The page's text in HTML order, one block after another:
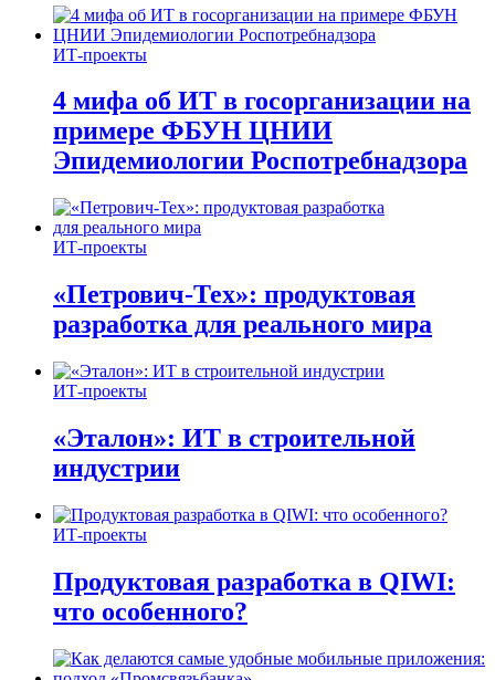
ИТ-проекты
4 мифа об ИТ в госорганизации на
примере ФБУН ЦНИИ
Эпидемиологии Роспотребнадзора
ИТ-проекты
«Петрович-Тех»: продуктовая
разработка для реального мира
ИТ-проекты
«Эталон»: ИТ в строительной
индустрии
ИТ-проекты
Продуктовая разработка в QIWI:
что особенного?